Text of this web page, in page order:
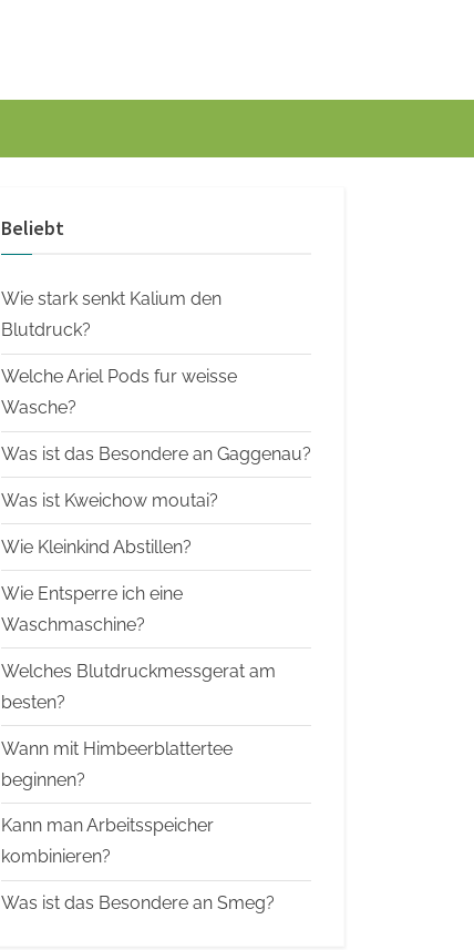
Beliebt
Wie stark senkt Kalium den
Blutdruck?
Welche Ariel Pods fur weisse
Wasche?
Was ist das Besondere an Gaggenau?
Was ist Kweichow moutai?
Wie Kleinkind Abstillen?
Wie Entsperre ich eine
Waschmaschine?
Welches Blutdruckmessgerat am
besten?
Wann mit Himbeerblattertee
beginnen?
Kann man Arbeitsspeicher
kombinieren?
Was ist das Besondere an Smeg?